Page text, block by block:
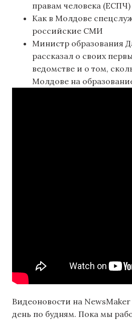
правам человека (ЕСПЧ)
Как в Молдове
российские СМИ
Министр образования
рассказал о своих
ведомстве и о том,
Молдове на
Видеоновости на
день по будням. Пока мы